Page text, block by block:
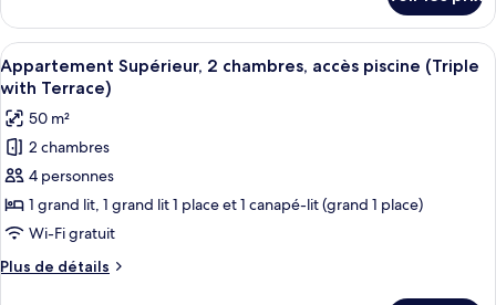
(NO
access
to
Pool/Rooftop)
le
type
de
chambre
Standard
(NO
access
to
Pool/Rooftop)
Afficher
toutes
les
photos
pour
ce
type
de
chambre :
Appartement
Un appartement moderne
7
Appartement Supérieur, 2 chambres, accès piscine (Triple
with Terrace)
50 m²
2 chambres
4 personnes
1 grand lit, 1 grand lit 1 place et 1 canapé-lit (grand 1 place)
Wi-Fi gratuit
Plus de détails
Plus